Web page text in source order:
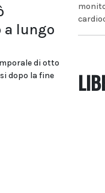
a lungo
di otto
dopo la fine